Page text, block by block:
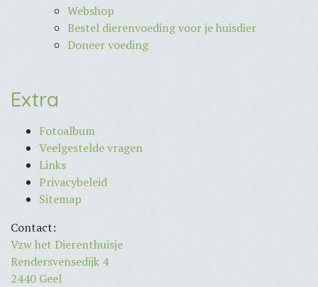
Webshop
Bestel dierenvoeding voor je huisdier
Doneer voeding
Extra
Fotoalbum
Veelgestelde vragen
Links
Privacybeleid
Sitemap
Contact:
Vzw het Dierenthuisje
Rendersvensedijk 4
2440 Geel